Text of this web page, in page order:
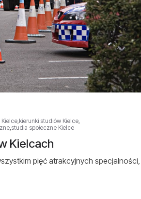
Kielce kierunki studiów Kielce
studia społeczne Kielce
Kielcach
pięć atrakcyjnych specjalności,